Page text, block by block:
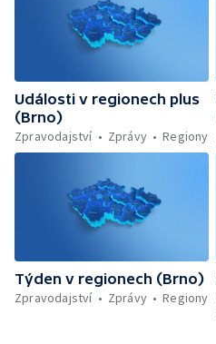
Události v regionech plus
(Brno)
Zpravodajství
Zprávy Regiony
Týden v regionech (Brno)
Zpravodajství
Zprávy Regiony